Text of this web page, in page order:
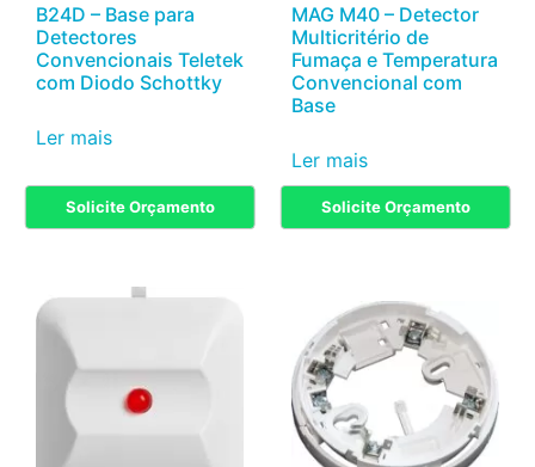
B24D – Base para
Detectores
Convencionais Teletek
com Diodo Schottky
Solicite Orçamento
Ler mais
MAG M40 – Detector
Multicritério de
Fumaça e Temperatura
Convencional com
Base
Solicite Orçamento
Ler mais